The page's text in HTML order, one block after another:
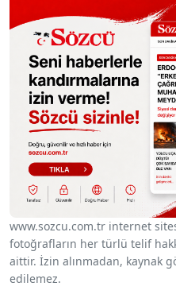
www.sozcu.com.tr internet
fotoğrafların her türlü telif
aittir. İzin alınmadan, kaynak
edilemez.